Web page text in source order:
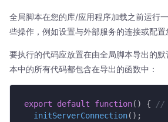
全局脚本在您的库/应用程序加载之前运行
些操作，例如设置与外部服务的连接或配置
要执行的代码应放置在由全局脚本导出的
本中的所有代码都包含在导出的函数中：
export default function( ) {
//
initServerConnection( ) ;